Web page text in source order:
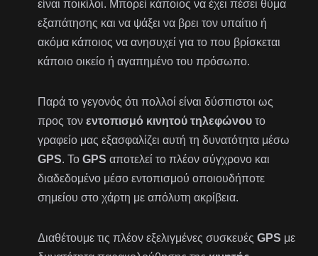
είναι ποικίλοι. Μπορεί κάποιος να έχει πέσει θύμα
εξαπάτησης και να ψάξει να βρει τον υπαίτιο ή
ακόμα κάποιος να ανησυχεί για το που βρίσκεται
κάποιο οικείο ή αγαπημένο του πρόσωπο.
Παρά το γεγονός ότι πολλοί είναι δύσπιστοι ως
προς τονεντοπισμό κινητού τηλεφώνου το
γραφείο μας εξασφαλίζει αυτή τη δυνατότητα μέσω
GPS. ToGPS αποτελεί το πλέον σύγχρονο και
διαδεδομένο μέσο εντοπισμού οποιουδήποτε
σημείου στο χάρτη με απόλυτη ακρίβεια.
Διαθέτουμε τις πλέον εξελιγμένες συσκευέςGPS με